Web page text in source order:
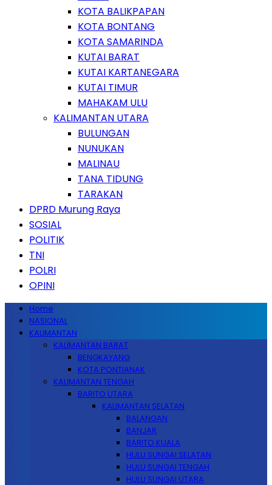
KOTA BALIKPAPAN
KOTA BONTANG
KOTA SAMARINDA
KUTAI BARAT
KUTAI KARTANEGARA
KUTAI TIMUR
MAHAKAM ULU
KALIMANTAN UTARA
BULUNGAN
NUNUKAN
MALINAU
TANA TIDUNG
TARAKAN
DPRD Murung Raya
SOSIAL
POLITIK
TNI
POLRI
OPINI
Home
NASIONAL
KALIMANTAN
KALIMANTAN BARAT
BENGKAYANG
KOTA PONTIANAK
KALIMANTAN TENGAH
BARITO UTARA
KALIMANTAN SELATAN
BALANGAN
BANJAR
BARITO KUALA
HULU SUNGAI SELATAN
HULU SUNGAI TENGAH
HULU SUNGAI UTARA